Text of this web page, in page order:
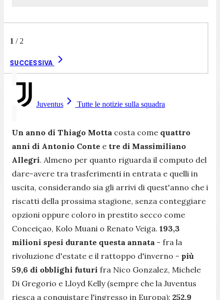
1 / 2
SUCCESSIVA
Juventus Tutte le notizie sulla squadra
Un anno di Thiago Motta costa come quattro
anni di Antonio Conte e tre di Massimiliano
Allegri. Almeno per quanto riguarda il computo del
dare-avere tra trasferimenti in entrata e quelli in
uscita, considerando sia gli arrivi di quest'anno che i
riscatti della prossima stagione, senza conteggiare
opzioni oppure coloro in prestito secco come
Conceiçao, Kolo Muani o Renato Veiga. 193,3
milioni spesi durante questa annata - fra la
rivoluzione d'estate e il rattoppo d'inverno - più
59,6 di obblighi futuri fra Nico Gonzalez, Michele
Di Gregorio e Lloyd Kelly (sempre che la Juventus
riesca a conquistare l'ingresso in Europa): 252,9